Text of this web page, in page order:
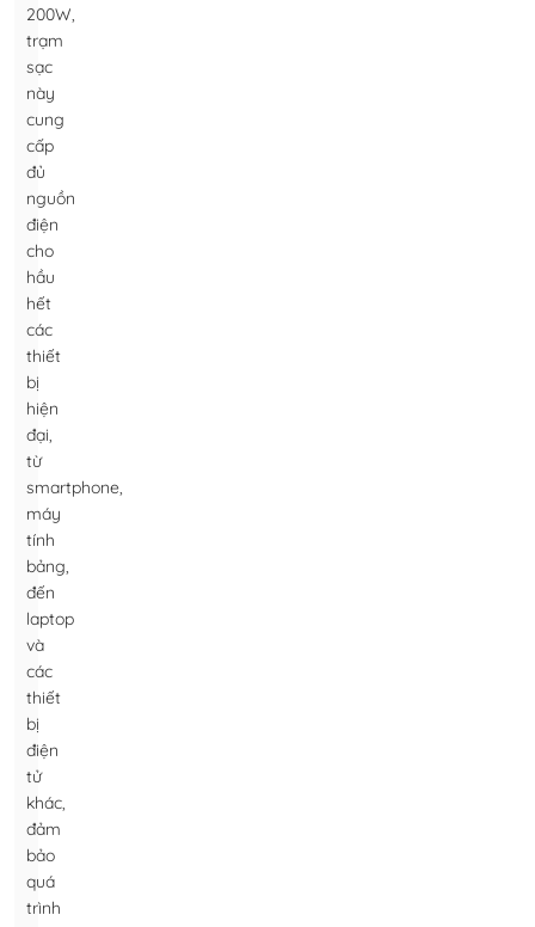
200W,
trạm
sạc
này
cung
cấp
đủ
nguồn
điện
cho
hầu
hết
các
thiết
bị
hiện
đại,
từ
smartphone,
máy
tính
bảng,
đến
laptop
và
các
thiết
bị
điện
tử
khác,
đảm
bảo
quá
trình